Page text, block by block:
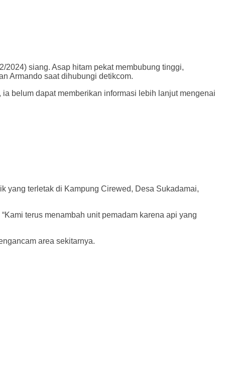
siang. Asap hitam pekat membubung tinggi,
Armando saat dihubungi detikcom.
belum dapat memberikan informasi lebih lanjut mengenai
yang terletak di Kampung Cirewed, Desa Sukadamai,
terus menambah unit pemadam karena api yang
area sekitarnya.